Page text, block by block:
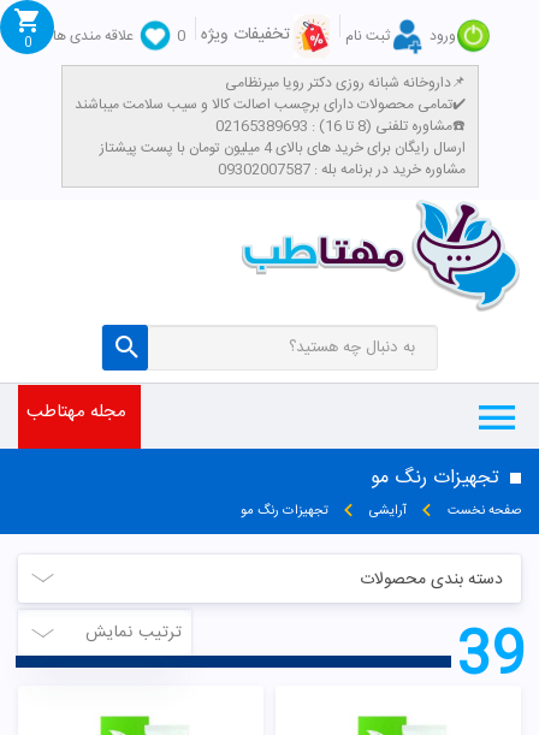
ورود ثبت نام تخفیفات ویژه 0
علاقه مندی ها
داروخانه شبانه روزی دکتر رویا میرنظامی📌
تمامی محصولات دارای برچسب اصالت کالا و سیب سلامت میباشند✔️
مشاوره تلفنی (8 تا 16) : 02165389693☎️
​ارسال رایگان برای خرید های بالای 4 میلیون تومان با پست پیشتاز
مشاوره خرید در برنامه بله : 09302007587
0
مجله مهتاطب
تجهیزات رنگ مو
صفحه نخست آرایشی تجهیزات رنگ مو
دسته بندی محصولات
ترتیب نمایش
39